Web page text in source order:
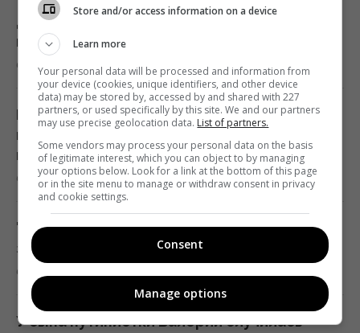
15:40 четверг, 06 августа 2026
В Румынии уже знают, куда РФ нанесет
удар в следующий раз, – СМИ
15:40 четверг, 06 августа 2026
Пять знаков Зодиака получат знак судьбы:
число ангела 8/6 принесет им удачу
15:40 четверг, 06 августа 2026
Украинец в Германии шпионил за
оборонным предприятием, его задержали
15:34 четверг, 06 августа 2026
Доллар и евро стремительно дорожают:
новый курс валют на 7 августа
6 августа 2026, 15:58
РФ ударила по Днепропетровщине: есть
погибшие, ранения и разрушения
инфраструктуры
6 августа 2026, 15:57
"На этапе планирования": Джеймс Кэмерон
заговорил о завершении карьеры
6 августа 2026, 15:56
У сына путинистки Валерии случилась
Store and/or access information on a device
Learn more
Your personal data will be processed and information from
your device (cookies, unique identifiers, and other device
data) may be stored by, accessed by and shared with 227
partners, or used specifically by this site. We and our partners
may use precise geolocation data. List of partners.
Some vendors may process your personal data on the basis
of legitimate interest, which you can object to by managing
your options below. Look for a link at the bottom of this page
or in the site menu to manage or withdraw consent in privacy
and cookie settings.
Consent
Manage options